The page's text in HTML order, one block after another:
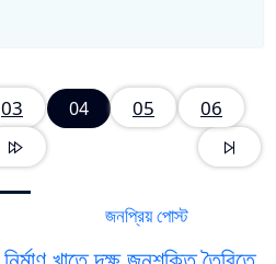
03 04 05 06
জনপ্রিয় পোস্ট